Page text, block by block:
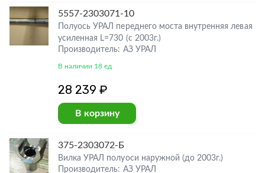
5557-2303071-10
Полуось УРАЛ переднего моста внутренняя левая
усиленная L=730 (с 2003г.)
Производитель: АЗ УРАЛ
В наличии 18 ед
28 239 ₽
В корзину
375-2303072-Б
Вилка УРАЛ полуоси наружной (до 2003г.)
Производитель: АЗ УРАЛ